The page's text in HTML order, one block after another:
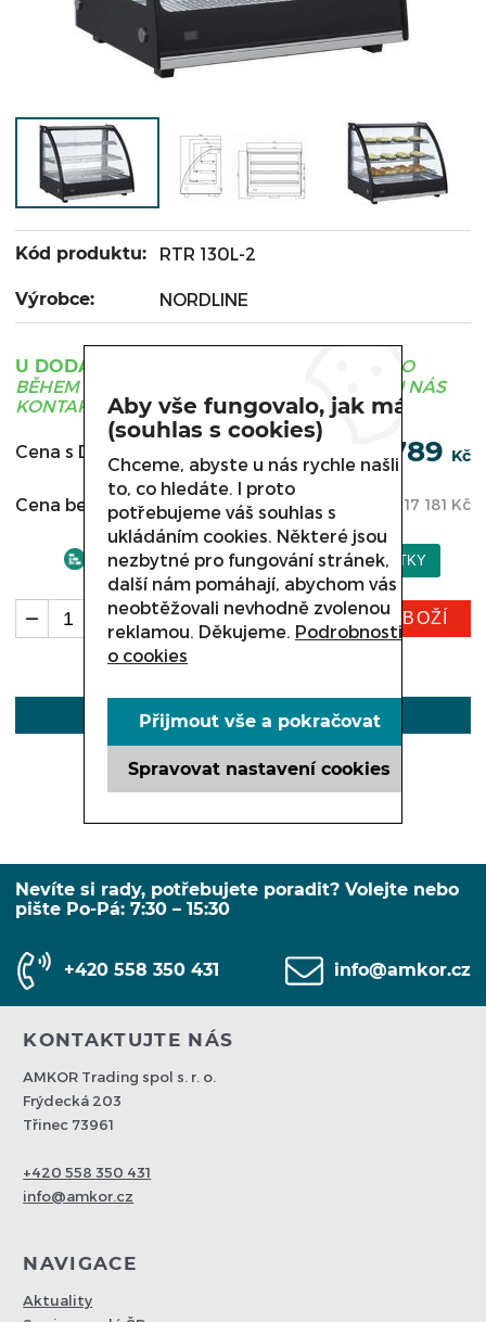
Kód produktu: RTR 130L-2
Výrobce: NORDLINE
U DODAVATELE
ZBOŽÍ JE OBVYKLE DODÁNO
BĚHEM 3 - 21 DNÍ, PRO UPŘESNĚNÍ TERMÍNU NÁS
KONTAKTUJTE.
Cena s DPH: 20 789 Kč
Cena bez DPH: 17 181 Kč
ks KOUPIT ZBOŽÍ
POPIS
Nevíte si rady, potřebujete poradit? Volejte nebo
pište Po-Pá: 7:30 – 15:30
+420 558 350 431 info@amkor.cz
KONTAKTUJTE NÁS
AMKOR Trading spol s. r. o.
Frýdecká 203
Třinec 73961
+420 558 350 431
info@amkor.cz
NAVIGACE
Aktuality
Aby vše fungovalo, jak má
(souhlas s cookies)
Chceme, abyste u nás rychle našli
to, co hledáte. I proto
potřebujeme váš souhlas s
ukládáním cookies. Některé jsou
nezbytné pro fungování stránek,
další nám pomáhají, abychom vás
neobtěžovali nevhodně zvolenou
reklamou. Děkujeme. Podrobnosti
o cookies
Spravovat nastavení cookies
Přijmout vše a pokračovat